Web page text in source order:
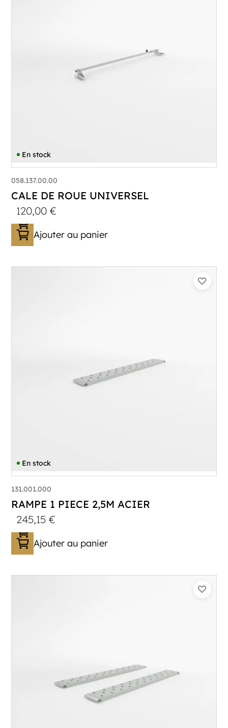
En stock
058.137.00.00
CALE DE ROUE UNIVERSEL
120,00€
Ajouter au panier
En stock
131.001.000
RAMPE 1 PIECE 2,5M ACIER
245,15€
Ajouter au panier